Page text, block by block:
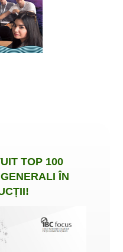
TOP 100
ÎN
!